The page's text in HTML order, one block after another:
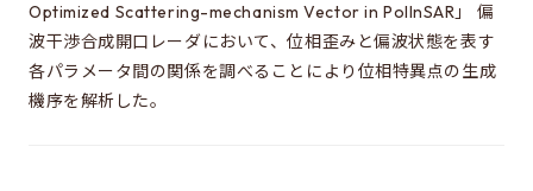
Optimized Scattering-mechanism Vector in PolInSAR」 偏
波干渉合成開口レーダにおいて、位相歪みと偏波状態を表す
各パラメータ間の関係を調べることにより位相特異点の生成
機序を解析した。